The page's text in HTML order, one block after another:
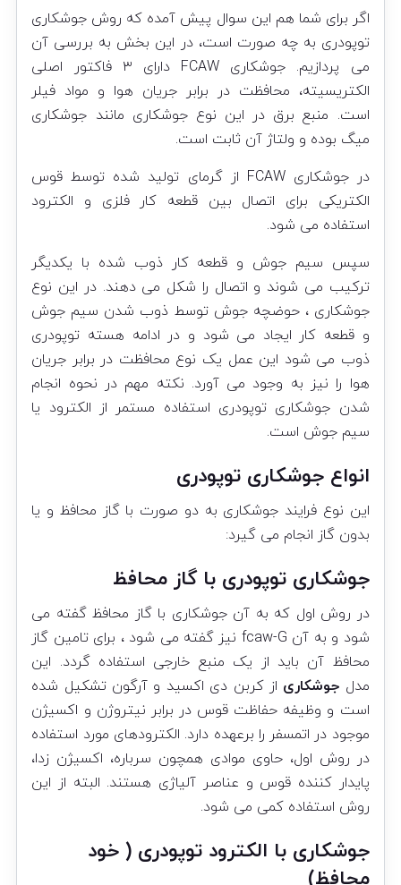
اگر برای شما هم این سوال پیش آمده که روش جوشکاری
توپودری به چه صورت است، در این بخش به بررسی آن
می پردازیم. جوشکاری FCAW دارای ۳ فاکتور اصلی
الکتریسیته، محافظت در برابر جریان هوا و مواد فیلر
است. منبع برق در این نوع جوشکاری مانند جوشکاری
میگ بوده و ولتاژ آن ثابت است.
در جوشکاری FCAW از گرمای تولید شده توسط قوس
الکتریکی برای اتصال بین قطعه کار فلزی و الکترود
استفاده می شود.
سپس سیم جوش و قطعه کار ذوب شده با یکدیگر
ترکیب می شوند و اتصال را شکل می دهند. در این نوع
جوشکاری ، حوضچه جوش توسط ذوب شدن سیم جوش
و قطعه کار ایجاد می شود و در ادامه هسته توپودری
ذوب می شود این عمل یک نوع محافظت در برابر جریان
هوا را نیز به وجود می آورد. نکته مهم در نحوه انجام
شدن جوشکاری توپودری استفاده مستمر از الکترود یا
سیم جوش است.
انواع جوشکاری توپودری
این نوع فرایند جوشکاری به دو صورت با گاز محافظ و یا
بدون گاز انجام می گیرد:
جوشکاری توپودری با گاز محافظ
در روش اول که به آن جوشکاری با گاز محافظ گفته می
شود و به آن fcaw-G نیز گفته می شود ، برای تامین گاز
محافظ آن باید از یک منبع خارجی استفاده گردد. این
مدل جوشکاری از کربن دی اکسید و آرگون تشکیل شده
است و وظیفه حفاظت قوس در برابر نیتروژن و اکسیژن
موجود در اتمسفر را برعهده دارد. الکترودهای مورد استفاده
در روش اول، حاوی موادی همچون سرباره، اکسیژن زدا،
پایدار کننده قوس و عناصر آلیاژی هستند. البته از این
روش استفاده کمی می شود.
جوشکاری با الکترود توپودری ( خود